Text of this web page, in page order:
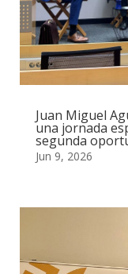
Juan Miguel
una jornada
segunda
Jun 9, 2026